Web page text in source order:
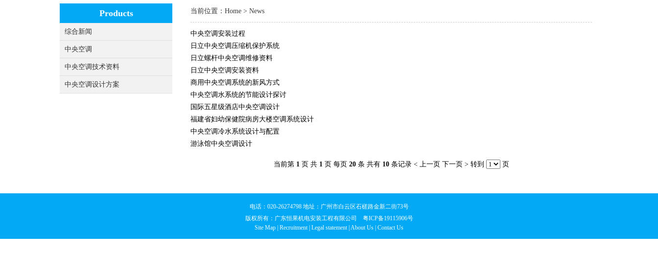
Products
综合新闻
中央空调
中央空调技术资料
中央空调设计方案
当前位置： Home > News
中央空调安装过程
日立中央空调压缩机保护系统
日立螺杆中央空调维修资料
日立中央空调安装资料
商用中央空调系统的新风方式
中央空调水系统的节能设计探讨
国际五星级酒店中央空调设计
福建省妇幼保健院病房大楼空调系统设计
中央空调冷水系统设计与配置
游泳馆中央空调设计
当前第 1页 共 1页 每页 20条 共有 10条记录 < 上一页 下一页 > 转到 页
电话：020-26274798 地址：广州市白云区石槎路金新二街73号
版权所有： 广东恒果机电安装工程有限公司
粤ICP备19115906号
Site Map Recruitment| Legal statement| About Us Contact Us